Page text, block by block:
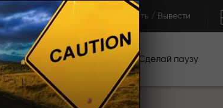
платформы Пополнить / Вывести
Промоакции Сделай паузу